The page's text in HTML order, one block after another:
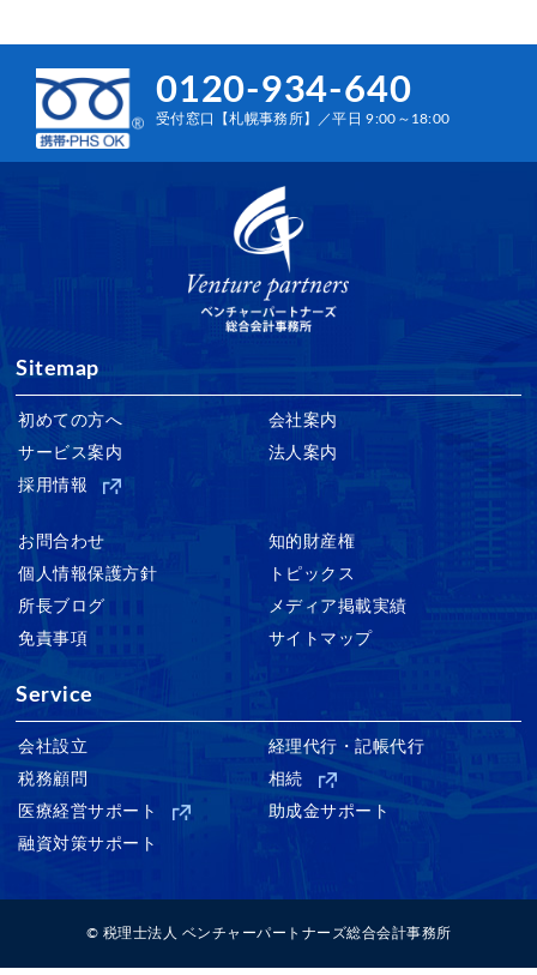
0120-934-640
受付窓口【札幌事務所】／平日 9:00～18:00
Sitemap
初めての方へ
会社案内
サービス案内
法人案内
採用情報
お問合わせ
知的財産権
個人情報保護方針
トピックス
所長ブログ
メディア掲載実績
免責事項
サイトマップ
Service
会社設立
経理代行・記帳代行
税務顧問
相続
医療経営サポート
助成金サポート
融資対策サポート
© 税理士法人 ベンチャーパートナーズ総合会計事務所